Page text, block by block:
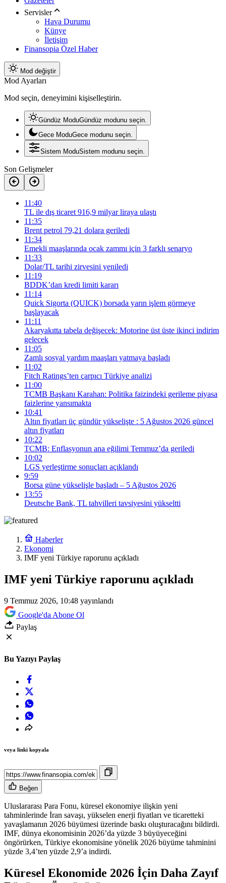
Servisler
Hava Durumu
Künye
İletişim
Finansopia Özel Haber
Mod değiştir
Mod Ayarları
Mod seçin, deneyimini kişiselleştirin.
Gündüz ModuGündüz modunu seçin.
Gece ModuGece modunu seçin.
Sistem ModuSistem modunu seçin.
Son Gelişmeler
11:40
TL ile dış ticaret 916,9 milyar liraya ulaştı
11:35
Brent petrol 79,21 dolara geriledi
11:34
Emekli maaşlarında ocak zammı için 3 farklı senaryo
11:33
Dolar/TL tarihi zirvesini yeniledi
11:19
BDDK’dan kredi limiti kararı
11:14
Quick Sigorta (QUICK) borsada yarın işlem görmeye
başlayacak
11:11
Akaryakıtta tabela değişecek: Motorine üst üste ikinci indirim
gelecek
11:05
Zamlı sosyal yardım maaşları yatmaya başladı
11:02
Fitch Ratings’ten çarpıcı Türkiye analizi
11:00
TCMB Başkanı Karahan: Politika faizindeki gerileme piyasa
faizlerine yansımakta
10:41
Altın fiyatları üç gündür yükselişte : 5 Ağustos 2026 güncel
altın fiyatları
10:22
TCMB: Enflasyonun ana eğilimi Temmuz’da geriledi
10:02
LGS yerleştirme sonuçları açıklandı
9:59
Borsa güne yükselişle başladı – 5 Ağustos 2026
13:55
Deutsche Bank, TL tahvilleri tavsiyesini yükseltti
Haberler
Ekonomi
IMF yeni Türkiye raporunu açıkladı
IMF yeni Türkiye raporunu açıkladı
9 Temmuz 2026, 10:48 yayınlandı
Google'da Abone Ol
Paylaş
Bu Yazıyı Paylaş
veya linki kopyala
Beğen
Uluslararası Para Fonu, küresel ekonomiye ilişkin yeni
tahminlerinde İran savaşı, yükselen enerji fiyatları ve ticaretteki
yavaşlamanın 2026 büyümesi üzerinde baskı oluşturacağını bildirdi.
IMF, dünya ekonomisinin 2026’da yüzde 3 büyüyeceğini
öngörürken, Türkiye ekonomisine yönelik 2026 büyüme tahminini
yüzde 3,4’ten yüzde 2,9’a indirdi.
Küresel Ekonomide 2026 İçin Daha Zayıf